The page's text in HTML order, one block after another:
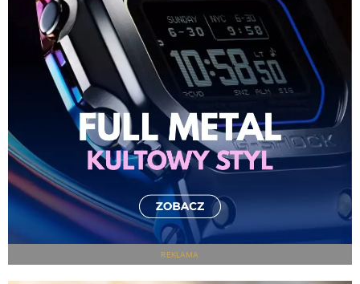
REKLAMA